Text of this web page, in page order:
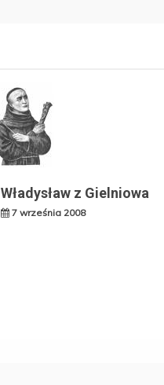
Władysław z Gielniowa
7 września 2008